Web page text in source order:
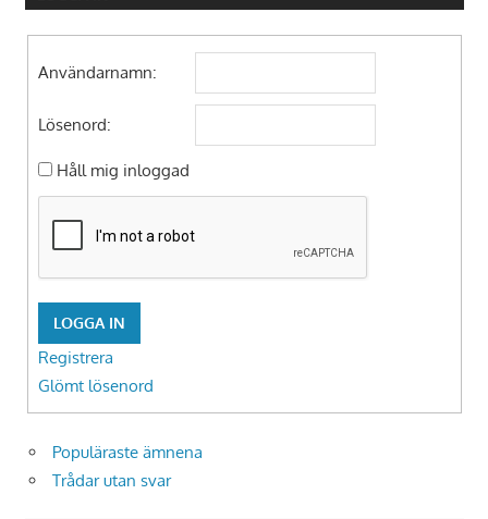
Användarnamn:
Lösenord:
Håll mig inloggad
LOGGA IN
Registrera
Glömt lösenord
Populäraste ämnena
Trådar utan svar